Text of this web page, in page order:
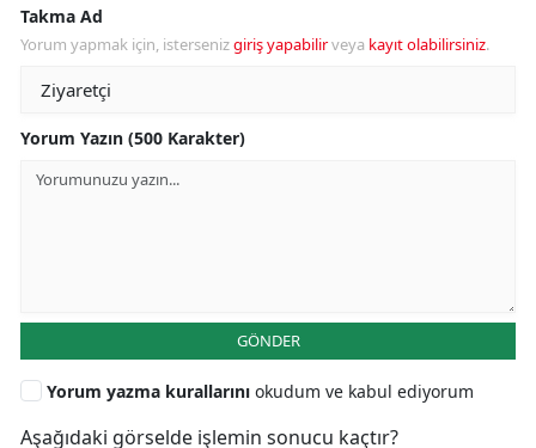
Takma Ad
Yorum yapmak için, istersenizgiriş yapabilirveya kayıt olabilirsiniz.
Yorum Yazın (500 Karakter)
GÖNDER
Yorum yazma kurallarını okudum ve kabul ediyorum
Aşağıdaki görselde işlemin sonucu kaçtır?